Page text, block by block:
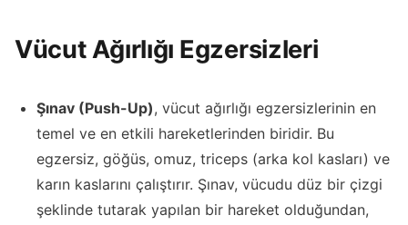
Vücut Ağırlığı Egzersizleri
Şınav (Push-Up), vücut ağırlığı egzersizlerinin en
temel ve en etkili hareketlerinden biridir. Bu
egzersiz, göğüs, omuz, triceps (arka kol kasları) ve
karın kaslarını çalıştırır. Şınav, vücudu düz bir çizgi
şeklinde tutarak yapılan bir hareket olduğundan,